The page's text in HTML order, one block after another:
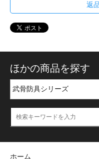
返
ほかの商品を探す
ホーム